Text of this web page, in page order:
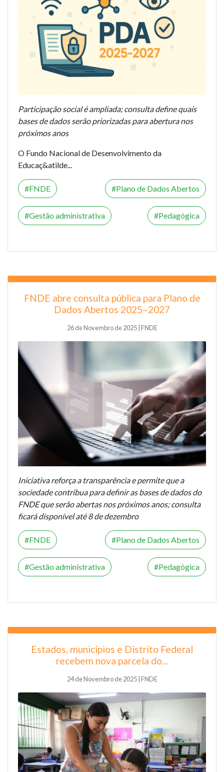
Participação social é ampliada; consulta define quais
bases de dados serão priorizadas para abertura nos
próximos anos
O Fundo Nacional de Desenvolvimento da
Educaç&atilde...
FNDE Plano de Dados Abertos
Gestão administrativa Pedagógica
FNDE abre consulta pública para Plano de
Dados Abertos 2025–2027
26 de Novembro de 2025 | FNDE
Iniciativa reforça a transparência e permite que a
sociedade contribua para definir as bases de dados do
FNDE que serão abertas nos próximos anos; consulta
ficará disponível até 8 de dezembro
FNDE Plano de Dados Abertos
Gestão administrativa Pedagógica
Estados, municípios e Distrito Federal
recebem nova parcela do...
24 de Novembro de 2025 | FNDE